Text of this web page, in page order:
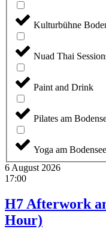
Kulturbühne
Nuad Thai
Paint and Drink
Pilates am
Yoga am Bodensee
6 August 2026
17:00
H7 Afterwork
Hour)